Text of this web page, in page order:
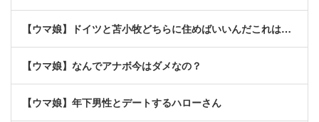
【ウマ娘】ドイツと苫小牧どちらに住めばいいんだこれは…
【ウマ娘】なんでアナボ今はダメなの？
【ウマ娘】年下男性とデートするハローさん